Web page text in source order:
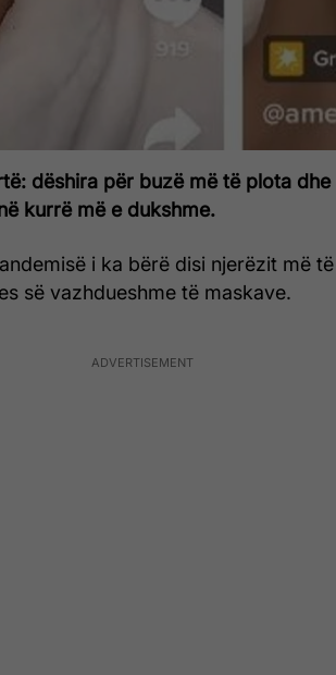
dëshira për buzë më të plota dhe
kurrë më e dukshme.
i ka bërë disi njerëzit më
së vazhdueshme të maskave.